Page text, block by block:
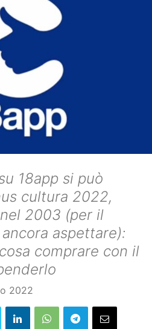
18app si può
cultura 2022,
2003 (per il
aspettare):
comprare con il
2022